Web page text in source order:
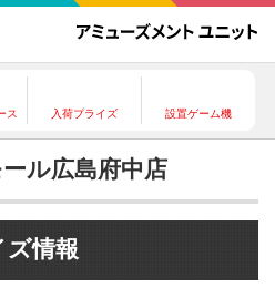
ス 入荷プライズ 設置ゲーム機
ル広島府中店
ズ情報